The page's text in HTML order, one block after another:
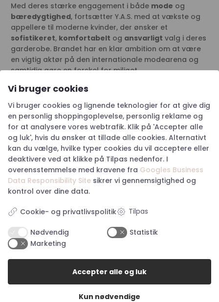
Med deres stærke engagement i både mode og
bæredygtighed, fortsætter Y.A.S. med at vækste og
appellere til moderne kvinder, der ønsker et
sofistikeret, komfortabelt og ansvarligt valg i deres
garderobe. Brandet har en klar ambition om at være
en vigtig aktør på den internationale modearena og
samtidig gøre en forskel for miljøet.
Samlet Set: Y.A.S.
Y.A.S.er et populærtdansk modebrand , der er kendt
for sinminimalistiskeogelegante stil, samtidig med
at de prioritererbæredygtighedogkvalitet. Deres
kollektioner spænder fraklassiske tilmoderne
stykker, der er nemme at kombinere og kan bruges til
både hverdag og fest. Med et stærkt engagement i
miljøet og bæredygtighed, har Y.A.S. skabt sig en
stærk position på både det danske og internationale
marked, og brandet fortsætter med at vækste i
popularitet blandt kvinder, der ønsker et
ogansvarligt look.
Vi bruger cookies
Vi bruger cookies og lignende teknologier for at give dig
en personlig shoppingoplevelse, personlig reklame og
for at analysere vores webtrafik. Klik på 'Accepter alle
og luk', hvis du ønsker at tillade alle cookies. Alternativt
kan du vælge, hvilke typer cookies du vil acceptere eller
deaktivere ved at klikke på Tilpas nedenfor. I
overensstemmelse med kravene fra Googles Business
Data Responsibility Site sikrer vi gennemsigtighed og
kontrol over dine data.
Cookie- og privatlivspolitik Tilpas
Nødvendig
Statistik
Marketing
Kun nødvendige
Accepter alle og luk